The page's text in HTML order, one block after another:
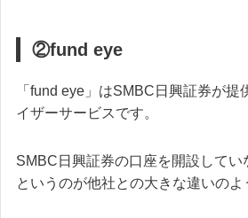
②fund eye
「fund eye」はSMBC日興証券が
イザーサービスです。
SMBC日興証券の口座を開設してい
というのが他社との大きな違いのよ